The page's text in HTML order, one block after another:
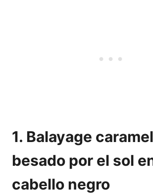
1. Balayage
besado por el sol
cabello negro